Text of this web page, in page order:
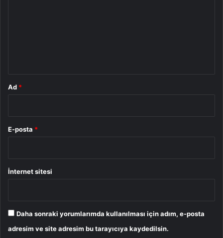
Ad *
E-posta *
İnternet sitesi
Daha sonraki yorumlarımda kullanılması için adım, e-posta
adresim ve site adresim bu tarayıcıya kaydedilsin.